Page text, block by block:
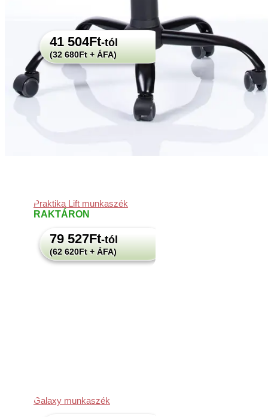
Met Wood munkaszék, ipari
szék,oktatási szék
41 504Ft-tól
(32 680Ft + ÁFA)
Praktika Lift munkaszék
RAKTÁRON
79 527Ft-tól
(62 620Ft + ÁFA)
Galaxy munkaszék